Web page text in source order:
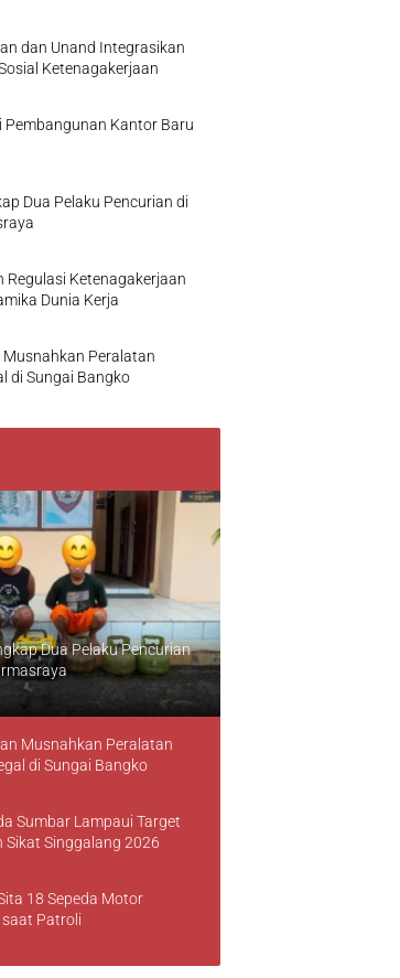
dan Unand Integrasikan
Ketenagakerjaan
Pembangunan Kantor Baru
Dua Pelaku Pencurian di
Regulasi Ketenagakerjaan
Dunia Kerja
Musnahkan Peralatan
di Sungai Bangko
Dua Pelaku Pencurian
Musnahkan Peralatan
di Sungai Bangko
Sumbar Lampaui Target
Sikat Singgalang 2026
18 Sepeda Motor
Patroli